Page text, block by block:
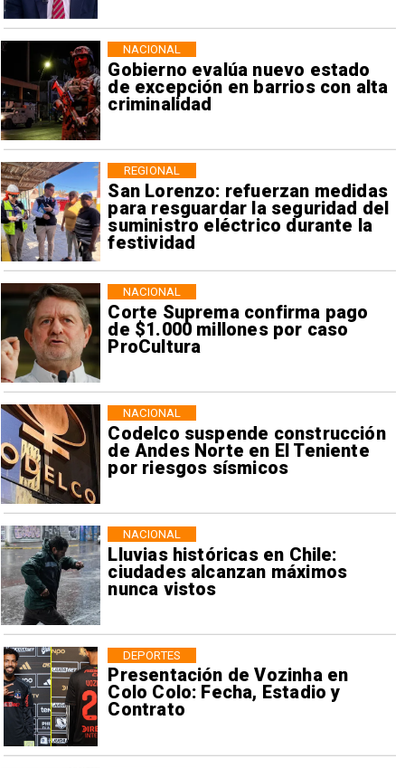
Gobierno evalúa nuevo estado
de excepción en barrios con alta
criminalidad
NACIONAL
San Lorenzo: refuerzan medidas
para resguardar la seguridad del
suministro eléctrico durante la
festividad
REGIONAL
Corte Suprema confirma pago
de $1.000 millones por caso
ProCultura
NACIONAL
Codelco suspende construcción
de Andes Norte en El Teniente
por riesgos sísmicos
NACIONAL
Lluvias históricas en Chile:
ciudades alcanzan máximos
nunca vistos
NACIONAL
Presentación de Vozinha en
Colo Colo: Fecha, Estadio y
Contrato
DEPORTES